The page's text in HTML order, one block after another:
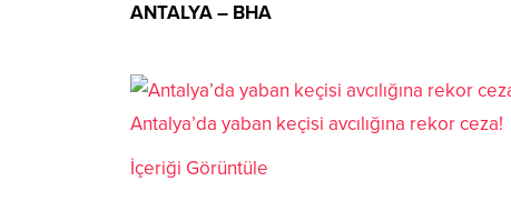
ANTALYA – BHA
Antalya’da yaban keçisi avcılığına rekor ceza!
İçeriği Görüntüle